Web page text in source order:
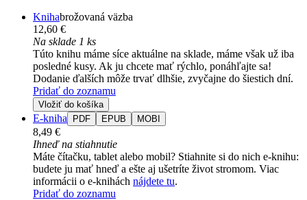
Knihabrožovaná väzba
12,60 €
Na sklade 1 ks
Túto knihu máme síce aktuálne na sklade, máme však už iba
posledné kusy. Ak ju chcete mať rýchlo, ponáhľajte sa!
Dodanie ďalších môže trvať dlhšie, zvyčajne do šiestich dní.
Pridať do zoznamu
Vložiť do košíka
E-kniha PDF EPUB MOBI
8,49 €
Ihneď na stiahnutie
Máte čítačku, tablet alebo mobil? Stiahnite si do nich e-knihu:
budete ju mať hneď a ešte aj ušetríte život stromom. Viac
informácii o e-knihách nájdete tu.
Pridať do zoznamu